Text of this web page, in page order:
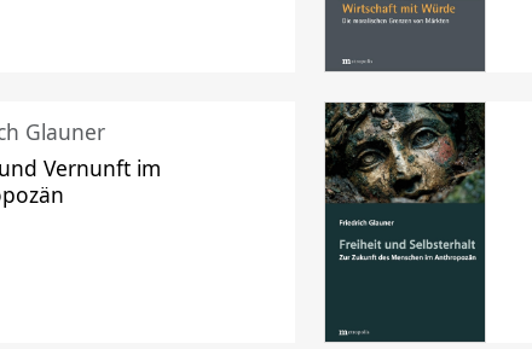
Glauner
Vernunft im